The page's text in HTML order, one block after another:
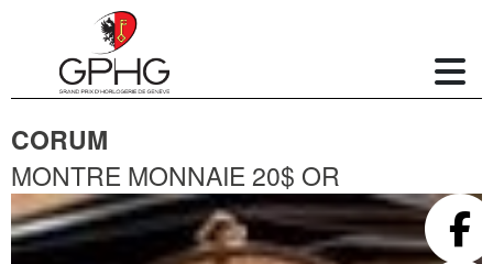
CORUM
MONTRE MONNAIE 20$ OR